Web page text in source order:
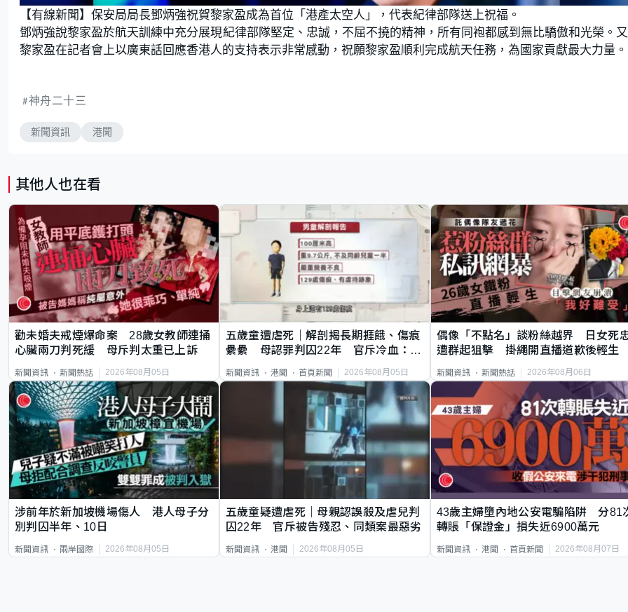
n
m
u
t
e
a
d
d
:
8
6
【有線新聞】保安局局長鄧炳強祝賀黎家盈成為首位「港產太空人」，代表紀律部隊送上祝福。
鄧炳強說黎家盈於航天訓練中充分展現紀律部隊堅定、忠誠，不屈不撓的精神，所有同袍都感到無比驕傲和光榮。
黎家盈在記者會上以廣東話回應香港人的支持表示非常感動，祝願黎家盈順利完成航天任務，為國家貢獻最大力量。
神舟二十三
新聞資訊 港聞
其他人也在看
勸未婚夫戒煙爆命案 28歲女教師連捅
心臟兩刀判死緩 母斥判太重已上訴
新聞資訊 新聞熱話 2026年08月05日
五歲童遭虐死｜解剖揭長期捱餓、傷痕
纍纍 母認罪判囚22年 官斥冷血：同
新聞資訊 港聞 首頁新聞 2026年08月05日
偶像「不點名」談粉絲越界 日女死
遭群起狙擊 掛繩開直播道歉後輕生
新聞資訊 新聞熱話 2026年08月06日
涉前年於新加坡機場傷人 港人母子分
別判囚半年、10日
新聞資訊 兩岸國際 2026年08月05日
五歲童疑遭虐死｜母親認誤殺及虐兒判
囚22年 官斥被告殘忍、同類案最惡劣
新聞資訊 港聞 2026年08月05日
43歲主婦墮內地公安電騙陷阱 分81
轉賬「保證金」損失近6900萬元
新聞資訊 港聞 首頁新聞 2026年08月07日